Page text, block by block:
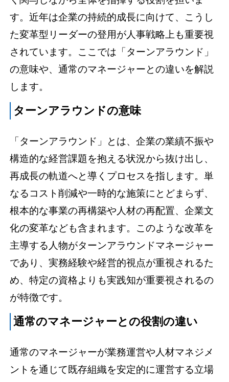
す。近年は企業の持続的成長に向けて、こうし
た変革型リーダーの登用が人事戦略上も重要視
されています。ここでは「ターンアラウンド」
の意味や、通常のマネージャーとの違いを解説
します。
ターンアラウンドの意味
「ターンアラウンド」とは、企業の業績不振や
構造的な経営課題を抱える状況から抜け出し、
再成長の軌道へと導くプロセスを指します。単
なるコスト削減や一時的な施策にとどまらず、
根本的な事業の再構築や人材の再配置、企業文
化の変革なども含まれます。このような改革を
主導する人物がターンアラウンドマネージャー
であり、実務経験や経営的視点が重視されるた
め、特定の資格よりも実践知が重要視されるの
が特徴です。
通常のマネージャーとの役割の違い
通常のマネージャーが業務運営や人材マネジメ
ントを通じて既存組織を安定的に運営する立場